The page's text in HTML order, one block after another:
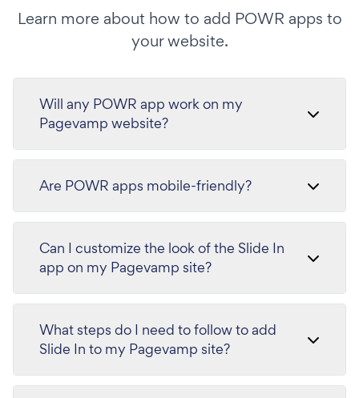
Learn more about how to add POWR apps to
your website.
Will any POWR app work on my
Pagevamp website?
Are POWR apps mobile-friendly?
Can I customize the look of the Slide In
app on my Pagevamp site?
What steps do I need to follow to add
Slide In to my Pagevamp site?